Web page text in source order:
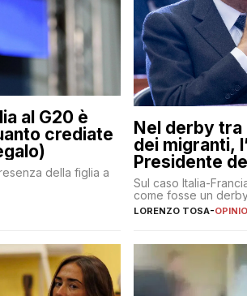
al G20 è
crediate
della figlia a
Nel derby tra
dei migranti,
Presidente
Sul caso Italia-
come fosse un
LORENZO TOSA-